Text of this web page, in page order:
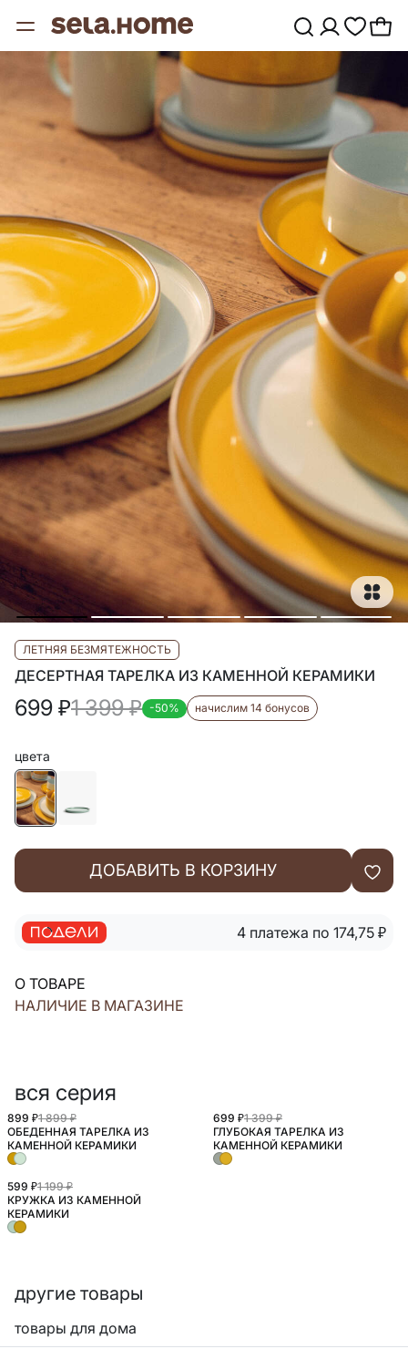
ЛЕТНЯЯ БЕЗМЯТЕЖНОСТЬ
ДЕСЕРТНАЯ ТАРЕЛКА ИЗ КАМЕННОЙ КЕРАМИКИ
699 ₽1 399₽ -50% начислим 14 бонусов
цвета
ДОБАВИТЬ В КОРЗИНУ
4 платежа по 174,75 ₽
О ТОВАРЕ
НАЛИЧИЕ В МАГАЗИНЕ
вся серия
899 ₽1 899 ₽
ОБЕДЕННАЯ ТАРЕЛКА ИЗ
КАМЕННОЙ КЕРАМИКИ
699 ₽1 399 ₽
ГЛУБОКАЯ ТАРЕЛКА ИЗ
КАМЕННОЙ КЕРАМИКИ
599 ₽1 199 ₽
КРУЖКА ИЗ КАМЕННОЙ
КЕРАМИКИ
другие товары
товары для дома